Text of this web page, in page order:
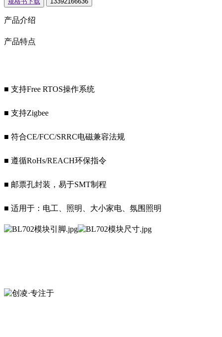
产品介绍
产品特点
■ 支持Free RTOS操作系统
■ 支持Zigbee
■ 符合CE/FCC/SRRC电磁兼容法规
■ 遵循RoHs/REACH环保指令
■ 邮票孔封装，易于SMT制程
■ 适用于：电工、照明、大小家电、氛围照明